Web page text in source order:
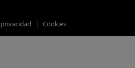
| Cookies